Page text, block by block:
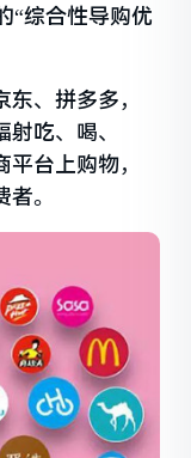
“综合性导购优
、拼多多，
吃、喝、
台上购物，
。